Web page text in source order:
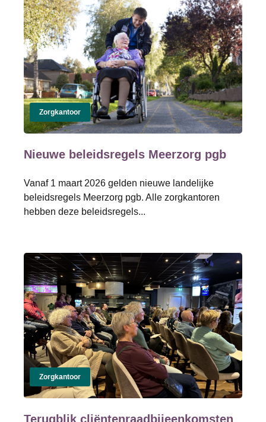
Zorgkantoor
Nieuwe beleidsregels Meerzorg pgb
Vanaf 1 maart 2026 gelden nieuwe landelijke
beleidsregels Meerzorg pgb. Alle zorgkantoren
hebben deze beleidsregels...
Zorgkantoor